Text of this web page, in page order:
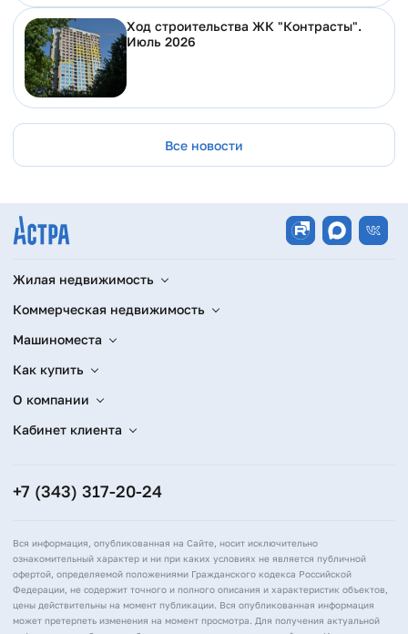
Ход строительства ЖК "Контрасты".
Июль 2026
Все новости
Жилая недвижимость
Коммерческая недвижимость
Машиноместа
Как купить
О компании
Кабинет клиента
+7 (343) 317-20-24
Вся информация, опубликованная на Сайте, носит исключительно
ознакомительный характер и ни при каких условиях не является публичной
офертой, определяемой положениями Гражданского кодекса Российской
Федерации, не содержит точного и полного описания и характеристик объектов,
цены действительны на момент публикации. Вся опубликованная информация
может претерпеть изменения на момент просмотра. Для получения актуальной